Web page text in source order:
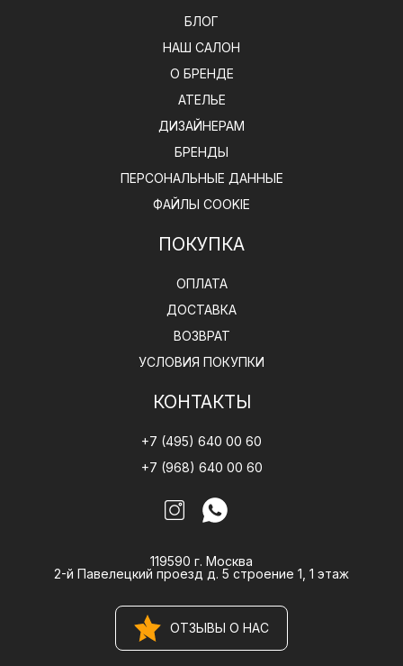
БЛОГ
НАШ САЛОН
О БРЕНДЕ
АТЕЛЬЕ
ДИЗАЙНЕРАМ
БРЕНДЫ
ПЕРСОНАЛЬНЫЕ ДАННЫЕ
ФАЙЛЫ COOKIE
ПОКУПКА
ОПЛАТА
ДОСТАВКА
ВОЗВРАТ
УСЛОВИЯ ПОКУПКИ
КОНТАКТЫ
+7 (495) 640 00 60
+7 (968) 640 00 60
119590 г. Москва
2-й Павелецкий проезд д. 5 строение 1, 1 этаж
ОТЗЫВЫ О НАС